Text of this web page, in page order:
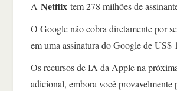
A Netflix tem 278 milhões de
O Google não cobra diretamente por
em uma assinatura do Google de US$
Os recursos de IA da Apple na
adicional, embora você